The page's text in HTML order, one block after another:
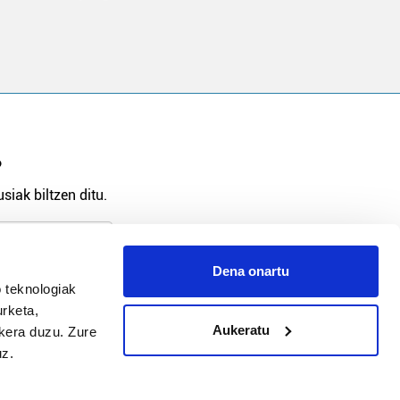
duzu. Zure
Dena onartu
Aukeratu
biltzen ditu.